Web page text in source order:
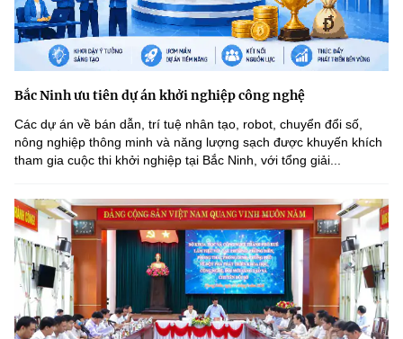
Bắc Ninh ưu tiên dự án khởi nghiệp công nghệ
Các dự án về bán dẫn, trí tuệ nhân tạo, robot, chuyển đổi số,
nông nghiệp thông minh và năng lượng sạch được khuyến khích
tham gia cuộc thi khởi nghiệp tại Bắc Ninh, với tổng giải...